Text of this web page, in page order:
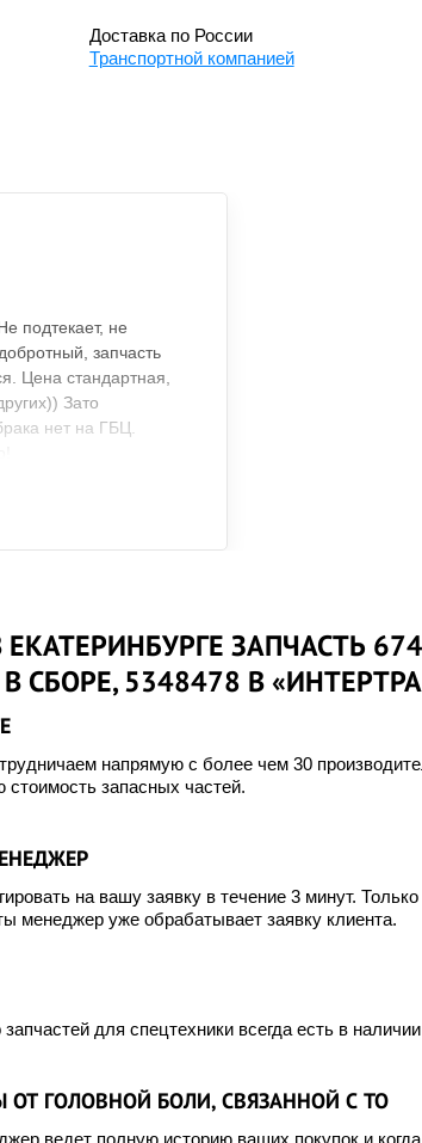
Доставка по России
Транспортной компанией
подтекает, не
запчасть
Цена стандартная,
Зато
нет на ГБЦ.
ЗАПЧАСТЬ
СБОРЕ, 5348478 В
напрямую с более чем 30
стоимость запасных частей.
на вашу заявку в течение 3 минут.
менеджер уже обрабатывает заявку клиента.
для спецтехники всегда есть в
ОТ ГОЛОВНОЙ БОЛИ, СВЯЗАННОЙ С ТО
ведет полную историю ваших покупок и